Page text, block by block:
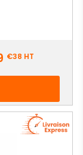
€38 HT